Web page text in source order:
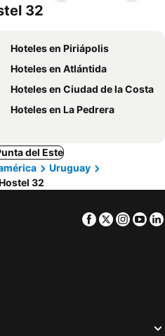
32
Hoteles en Piriápolis
Hoteles en Atlántida
Hoteles en Ciudad de la Costa
Hoteles en La Pedrera
del Este
Uruguay
32
Facebook
Twitter